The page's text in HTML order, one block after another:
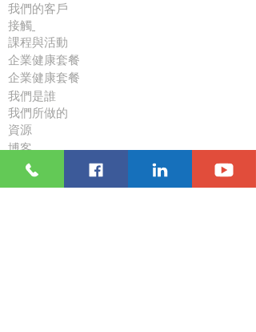
我們的客戶
接觸
課程與活動
企業健康套餐
企業健康套餐
我們是誰
我們所做的
資源
博客
跟隨